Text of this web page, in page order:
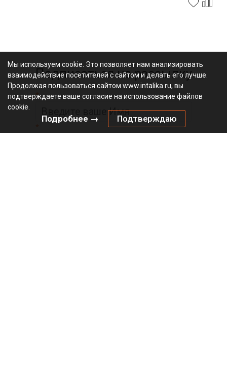
Подписаться на рассылку
*
Мы используем cookie. Это позволяет нам анализировать
взаимодействие посетителей с сайтом и делать его лучше.
Продолжая пользоваться сайтом www.intalika.ru, вы
подтверждаете ваше согласие на использование файлов
cookie.
Подробнее → Подтверждаю